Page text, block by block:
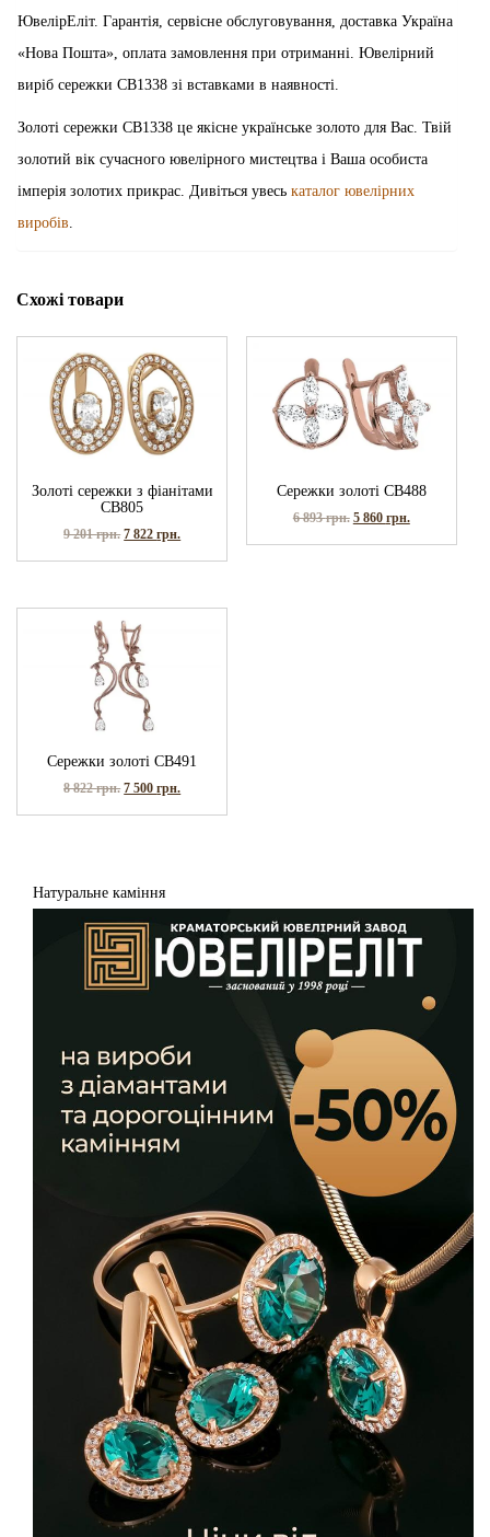
ЮвелірЕліт. Гарантія, сервісне обслуговування, доставка Україна
«Нова Пошта», оплата замовлення при отриманні. Ювелірний
виріб сережки СВ1338 зі вставками в наявності.
Золоті сережки СВ1338 це якісне українське золото для Вас. Твій
золотий вік сучасного ювелірного мистецтва і Ваша особиста
імперія золотих прикрас. Дивіться увесь каталог ювелірних
виробів
Схожі товари
Золоті сережки з фіанітами
СВ805
9 201грн. 7 822грн.
Сережки золоті СВ488
6 893грн. 5 860 грн.
Сережки золоті СВ491
8 822грн. 7 500грн.
Натуральне каміння